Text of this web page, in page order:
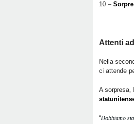
10 –
Attenti
Nella
ci attende
A sorpresa,
“Dobbiamo